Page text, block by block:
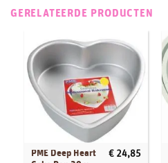
GERELATEERDE PRODUCTEN
PME Deep Heart
€ 24,85